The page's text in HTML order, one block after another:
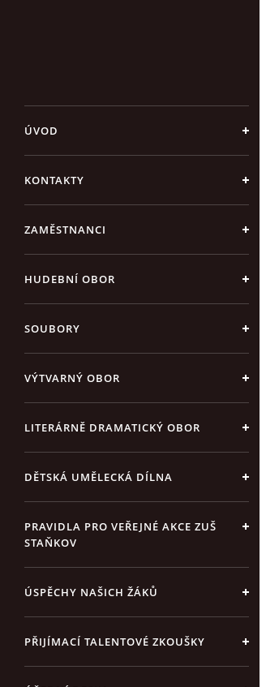
ÚVOD
KONTAKTY
ZAMĚSTNANCI
HUDEBNÍ OBOR
SOUBORY
VÝTVARNÝ OBOR
LITERÁRNĚ DRAMATICKÝ OBOR
DĚTSKÁ UMĚLECKÁ DÍLNA
PRAVIDLA PRO VEŘEJNÉ AKCE ZUŠ
STAŇKOV
ÚSPĚCHY NAŠICH ŽÁKŮ
PŘIJÍMACÍ TALENTOVÉ ZKOUŠKY